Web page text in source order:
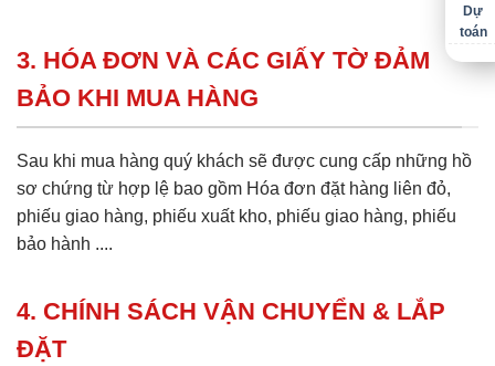
3. HÓA ĐƠN VÀ CÁC GIẤY TỜ ĐẢM
BẢO KHI MUA HÀNG
Sau khi mua hàng quý khách sẽ được cung cấp những hồ
sơ chứng từ hợp lệ bao gồm Hóa đơn đặt hàng liên đỏ,
phiếu giao hàng, phiếu xuất kho, phiếu giao hàng, phiếu
bảo hành ....
4. CHÍNH SÁCH VẬN CHUYỂN & LẮP
ĐẶT
Dự
toán